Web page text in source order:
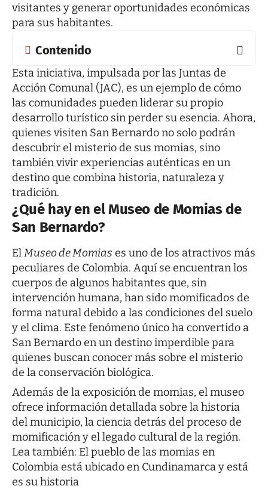
visitantes y generar oportunidades económicas
para sus habitantes.
Contenido
Esta iniciativa, impulsada por las Juntas de
Acción Comunal (JAC), es un ejemplo de cómo
las comunidades pueden liderar su propio
desarrollo turístico sin perder su esencia. Ahora,
quienes visiten San Bernardo no solo podrán
descubrir el misterio de sus momias, sino
también vivir experiencias auténticas en un
destino que combina historia, naturaleza y
tradición.
¿Qué hay en el Museo de Momias de
San Bernardo?
ElMuseo de Momias es uno de los atractivos más
peculiares de Colombia. Aquí se encuentran los
cuerpos de algunos habitantes que, sin
intervención humana, han sido momificados de
forma natural debido a las condiciones del suelo
y el clima. Este fenómeno único ha convertido a
San Bernardo en un destino imperdible para
quienes buscan conocer más sobre el misterio
de la conservación biológica.
Además de la exposición de momias, el museo
ofrece información detallada sobre la historia
del municipio, la ciencia detrás del proceso de
momificación y el legado cultural de la región.
Lea también: El pueblo de las momias en
Colombia está ubicado en Cundinamarca y está
es su historia